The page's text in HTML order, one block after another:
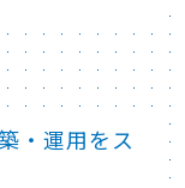
・運用をス